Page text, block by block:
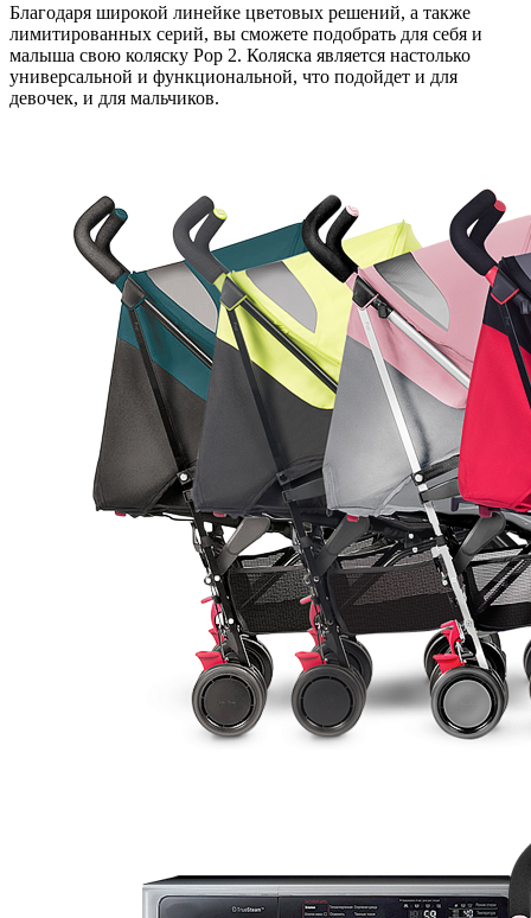
Благодаря широкой линейке цветовых решений, а также
лимитированных серий, вы сможете подобрать для себя и
малыша свою коляску Pop 2. Коляска является настолько
универсальной и функциональной, что подойдет и для
девочек, и для мальчиков.